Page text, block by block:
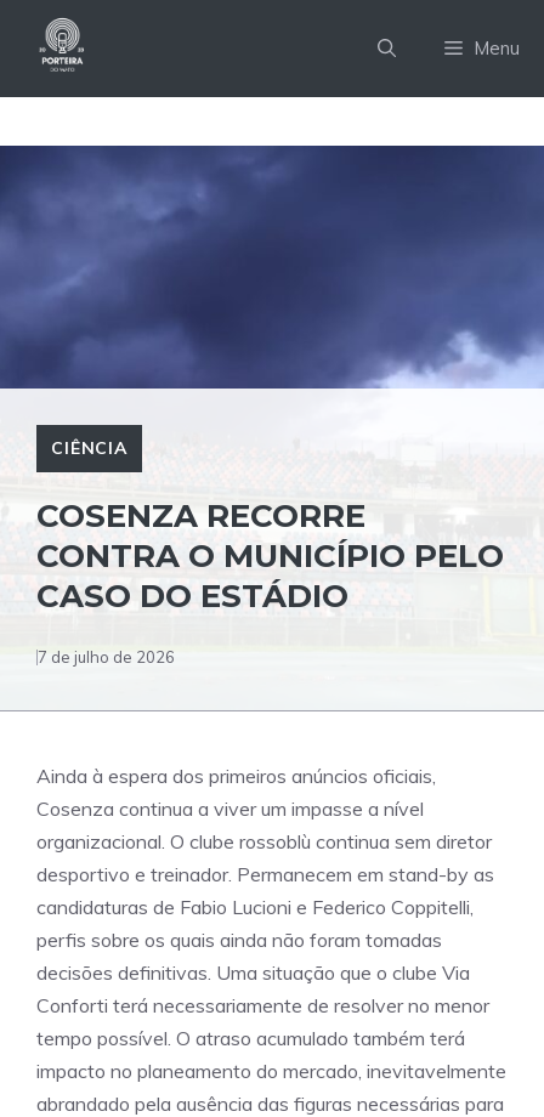
Menu
CIÊNCIA
COSENZA RECORRE
CONTRA O MUNICÍPIO PELO
CASO DO ESTÁDIO
7 de julho de 2026
Ainda à espera dos primeiros anúncios oficiais,
Cosenza continua a viver um impasse a nível
organizacional. O clube rossoblù continua sem diretor
desportivo e treinador. Permanecem em stand-by as
candidaturas de Fabio Lucioni e Federico Coppitelli,
perfis sobre os quais ainda não foram tomadas
decisões definitivas. Uma situação que o clube Via
Conforti terá necessariamente de resolver no menor
tempo possível. O atraso acumulado também terá
impacto no planeamento do mercado, inevitavelmente
abrandado pela ausência das figuras necessárias para